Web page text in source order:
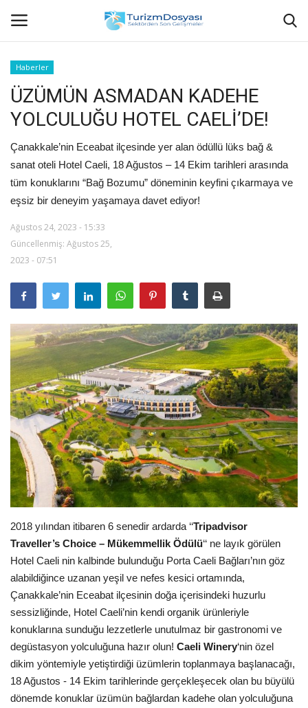
Anasayfa
Bize Ulaşın
Künye
Halil ÖNCÜ kimdir?
KVKK Aydınlatma Metni
Görüntülü
Araştırma - İnceleme
Lezzet Durakları
Röportajlar
Gezi - Yorum
Sizlerden Gelenler
Video Tanıtım
Köşe Yazarları
Galeri
Haberler
ÜZÜMÜN ASMADAN KADEHE
YOLCULUĞU HOTEL CAELİ’DE!
Çanakkale’nin Eceabat ilçesinde yer alan ödüllü lüks bağ &
sanat oteli Hotel Caeli, 18 Ağustos – 14 Ekim tarihleri arasında
tüm konuklarını “Bağ Bozumu” döneminin keyfini çıkarmaya ve
eşsiz bir deneyim yaşamaya davet ediyor!
Ağustos 24, 2023 - 15:33
Güncellenmiş: Ağustos 25,
2023 - 07:51
2018 yılından itibaren 6 senedir ardarda ‘‘Tripadvisor
Traveller’s Choice – Mükemmellik Ödülü‘‘ ne layık görülen
Hotel Caeli nin kalbinde bulunduğu Porta Caeli Bağları’nın göz
alabildiğince uzanan yeşil ve nefes kesici ortamında,
Çanakkale’nin Eceabat ilçesinin doğa içerisindeki huzurlu
sessizliğinde, Hotel Caeli’nin kendi organik ürünleriyle
konuklarına sunduğu lezzetlerle unutulmaz bir gastronomi ve
degüstasyon yolculuğuna hazır olun! Caeli Winery‘nin özel
dikim yöntemiyle yetiştirdiği üzümlerin toplanmaya başlanacağı,
18 Ağustos - 14 Ekim tarihlerinde gerçekleşecek olan bu büyülü
dönemde konuklar üzümün bağlardan kadehe olan yolculuğuna